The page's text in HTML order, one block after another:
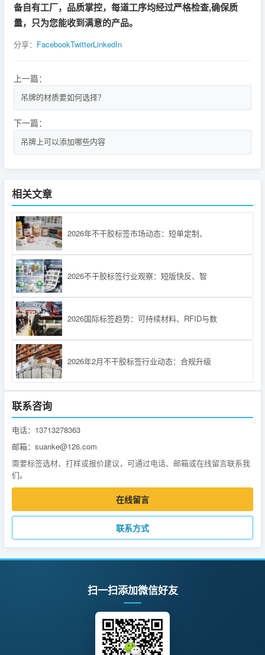
备自有工厂，品质掌控，每道工序均经过严格检查,确保质
量，只为您能收到满意的产品。
分享： FacebookTwitterLinkedIn
上一篇：
吊牌的材质要如何选择？
下一篇：
吊牌上可以添加哪些内容
相关文章
2026年不干胶标签市场动态：短单定制、
2026不干胶标签行业观察：短版快反、智
2026国际标签趋势：可持续材料、RFID与数
2026年2月不干胶标签行业动态：合规升级
联系咨询
电话：13713278363
邮箱：suanke@126.com
需要标签选材、打样或报价建议，可通过电话、邮箱或在线留言联系我
们。
在线留言
联系方式
扫一扫添加微信好友